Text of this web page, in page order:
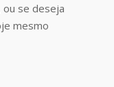
se deseja
mesmo